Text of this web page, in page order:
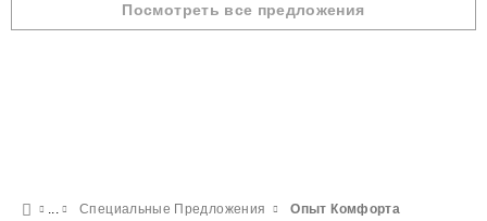
Посмотреть все предложения
Специальные Предложения Опыт Комфорта